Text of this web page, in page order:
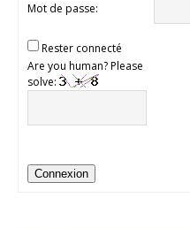
Mot de passe:
Rester connecté
Are you human? Please
solve:
Connexion